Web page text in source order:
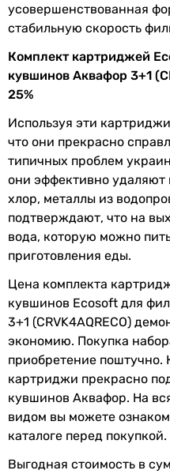
Увидели ошибку в
Сообщить об ошибке
Характеристики,
ознакомительный характер
производителем без
ответственности за
производителем.
усовершенствованная
стабильную скорость
Комплект картриджей
кувшинов Аквафор 3+1
25%
Используя эти
что они прекрасно
типичных проблем
они эффективно удаляют
хлор, металлы из
подтверждают, что на
вода, которую можно
приготовления еды.
Цена комплекта
кувшинов Ecosoft для
3+1 (CRVK4AQRECO)
экономию. Покупка
приобретение поштучно.
картриджи прекрасно
кувшинов Аквафор. На
видом вы можете
каталоге перед покупкой.
Выгодная стоимость в